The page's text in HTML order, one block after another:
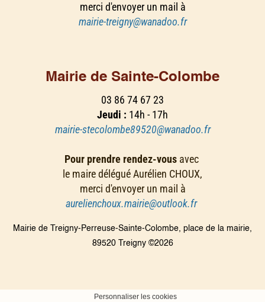
merci d'envoyer un mail à
mairie-treigny@wanadoo.fr
Mairie de Sainte-Colombe
03 86 74 67 23
Jeudi : 14h - 17h
mairie-stecolombe89520@wanadoo.fr
Pour prendre rendez-vous avec
le maire délégué Aurélien CHOUX,
merci d'envoyer un mail à
aurelienchoux.mairie@outlook.fr
Mairie de Treigny-Perreuse-Sainte-Colombe, place de la mairie,
89520 Treigny ©2026
Personnaliser les cookies